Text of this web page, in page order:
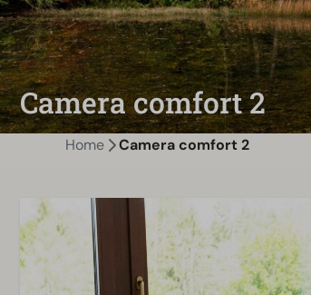
Camera comfort 2
Home Camera comfort 2